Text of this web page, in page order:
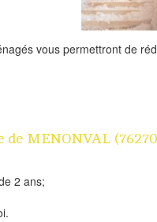
vous permettront de
MENONVAL
2 ans;